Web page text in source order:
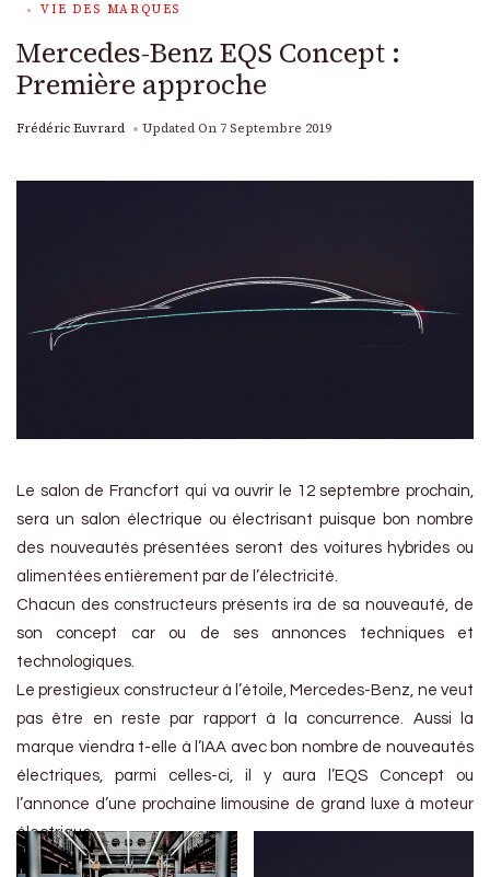
VIE DES MARQUES
Mercedes-Benz EQS Concept :
Première approche
Frédéric Euvrard Updated On 7 Septembre 2019
Le salon de Francfort qui va ouvrir le 12 septembre prochain,
sera un salon électrique ou électrisant puisque bon nombre
des nouveautés présentées seront des voitures hybrides ou
alimentées entièrement par de l’électricité.
Chacun des constructeurs présents ira de sa nouveauté, de
son concept car ou de ses annonces techniques et
technologiques.
Le prestigieux constructeur à l’étoile, Mercedes-Benz, ne veut
pas être en reste par rapport à la concurrence. Aussi la
marque viendra t-elle à l’IAA avec bon nombre de nouveautés
électriques, parmi celles-ci, il y aura l’EQS Concept ou
l’annonce d’une prochaine limousine de grand luxe à moteur
électrique.